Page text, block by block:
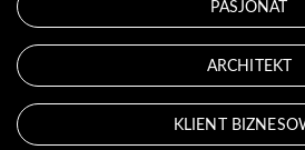
PASJONAT
ARCHITEKT
KLIENT